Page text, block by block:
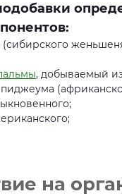
(сибирского
, добываемый
на